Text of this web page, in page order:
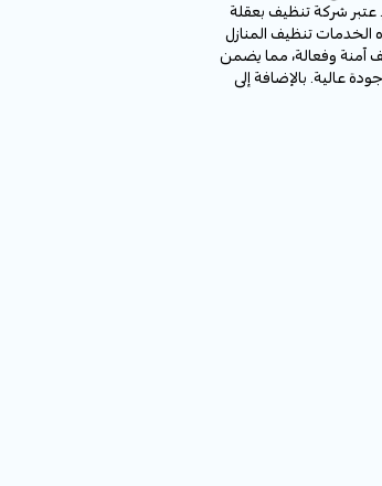
شركة تنظيف بعقلة
تنظيف المنازل
آمنة وفعالة، مما يضمن
عالية. بالإضافة إلى